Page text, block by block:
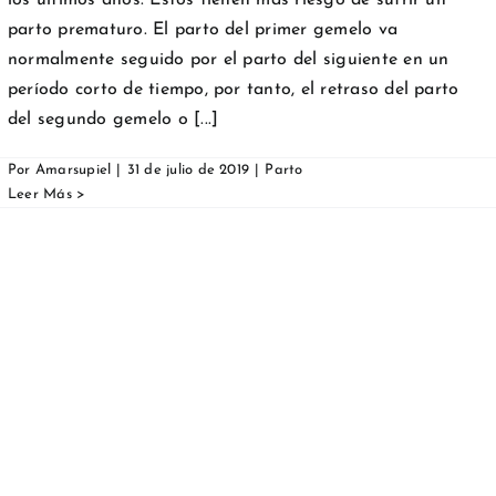
parto prematuro. El parto del primer gemelo va
normalmente seguido por el parto del siguiente en un
período corto de tiempo, por tanto, el retraso del parto
del segundo gemelo o [...]
Por Amarsupiel 31 de julio de 2019 Parto